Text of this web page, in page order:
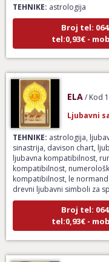
Broj tel:
tel:0,93€ -
TEHNIKE:astrologija,
sinastrija, davison chart,
ljubavna kompatibilnost,
kompatibilnost,
kompatibilnost, le normand
drevni ljubavni simboli za
Broj tel:
tel:0,93€ -